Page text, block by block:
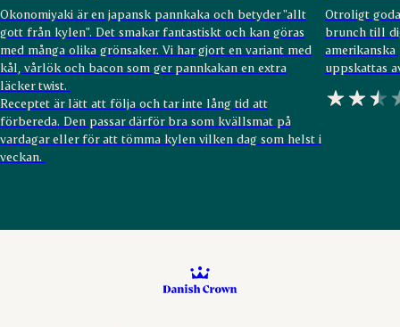
Okonomiyaki är en japansk pannkaka och betyder "allt
gott från kylen". Det smakar fantastiskt och kan göras
med många olika grönsaker. Vi har gjort en variant med
kål, vårlök och bacon som ger pannkakan en extra
läcker twist.
Receptet är lätt att följa och tar inte lång tid att
förbereda. Den passar därför bra som kvällsmat på
vardagar eller för att tömma kylen vilken dag som helst i
veckan.
Otroligt
brunch till
uppskattas